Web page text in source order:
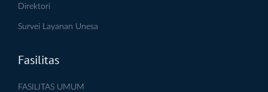
Direktori
Survei Layanan Unesa
Fasilitas
FASILITAS UMUM